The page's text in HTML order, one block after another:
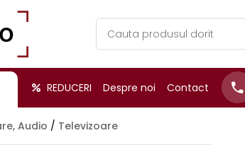
Products
search
REDUCERI Despre noi Contact
Audio / Televizoare